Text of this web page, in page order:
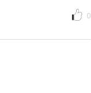
0